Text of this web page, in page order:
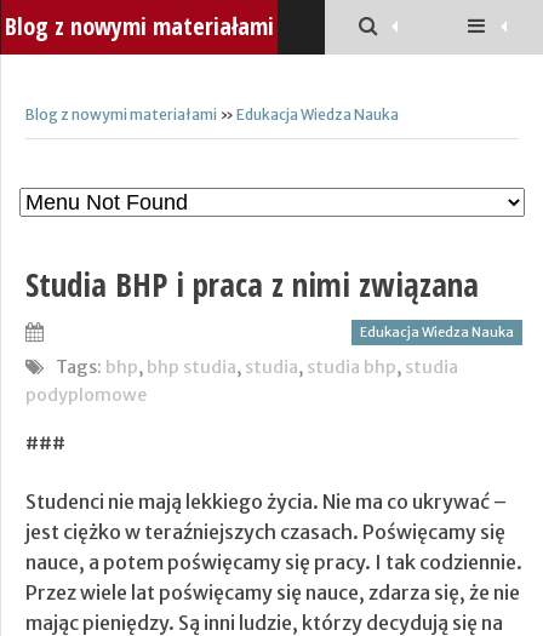
Blog z nowymi materiałami
Blog z nowymi materiałami » Edukacja Wiedza Nauka
Studia BHP i praca z nimi związana
Edukacja Wiedza Nauka
Tags: bhp, bhp studia, studia, studia bhp, studia
podyplomowe
###
Studenci nie mają lekkiego życia. Nie ma co ukrywać –
jest ciężko w teraźniejszych czasach. Poświęcamy się
nauce, a potem poświęcamy się pracy. I tak codziennie.
Przez wiele lat poświęcamy się nauce, zdarza się, że nie
mając pieniędzy. Są inni ludzie, którzy decydują się na